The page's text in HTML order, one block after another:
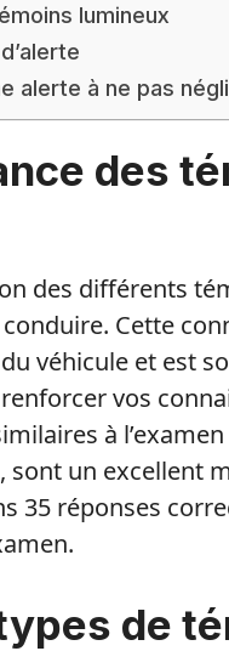
lumineux
alerte à ne pas
des
des différents
Cette
véhicule et est
vos
à
sont un excellent
35 réponses
de